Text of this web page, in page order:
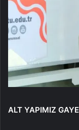
ALT YAPIMIZ